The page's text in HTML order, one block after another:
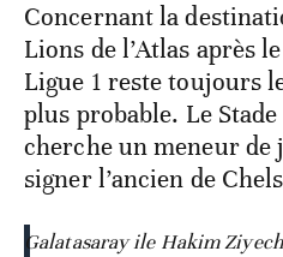
Concernant la
Lions de l’Atlas après
Ligue 1 reste toujours
plus probable. Le
cherche un meneur
signer l’ancien de
Galatasaray ile Hakim